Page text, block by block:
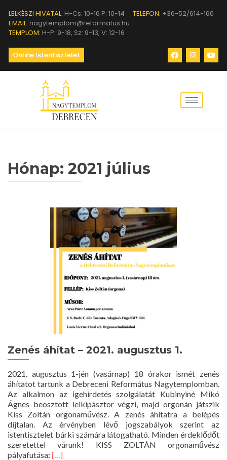
LELKÉSZI HIVATAL: H-Cs: 10-16 P: 10-14 TELEFON: +36-52/614-160
EMAIL: nagytemplom@reformatus.hu
TEMPLOM: H-P: 9-18, Sz: 9-13, V: 12-16
Online Istentisztelet
Hónap: 2021 július
Zenés áhítat – 2021. augusztus 1.
2021. augusztus 1-jén (vasárnap) 18 órakor ismét zenés
áhítatot tartunk a Debreceni Református Nagytemplomban.
Az alkalmon az igehirdetés szolgálatát Kubinyiné Mikó
Ágnes beosztott lelkipásztor végzi, majd orgonán játszik
Kiss Zoltán orgonaművész. A zenés áhítatra a belépés
díjtalan. Az érvényben lévő jogszabályok szerint az
istentisztelet bárki számára látogatható. Minden érdeklődőt
szeretettel várunk! KISS ZOLTÁN orgonaművész
pályafutása: Read
[…]